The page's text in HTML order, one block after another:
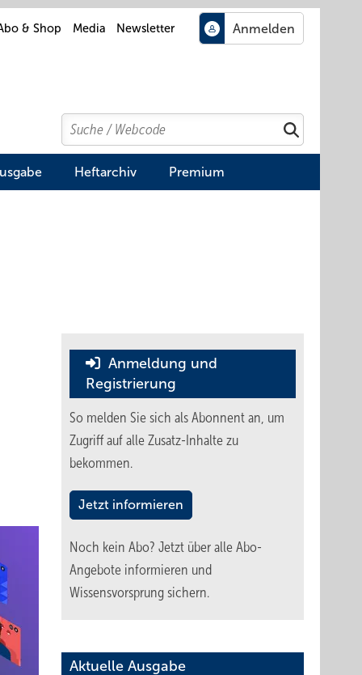
& Shop Media Newsletter
Search
Suchen
Heftarchiv Premium
Anmeldung und
Registrierung
So melden Sie sich als Abonnent an, um
Zugriff auf alle Zusatz-Inhalte zu
bekommen.
Jetzt informieren
Noch kein Abo? Jetzt über alle Abo-
Angebote informieren und
Wissensvorsprung sichern.
Aktuelle Ausgabe